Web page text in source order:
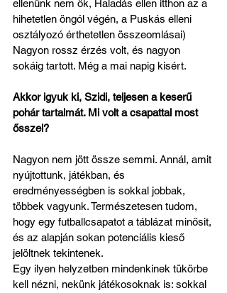
ellenünk nem ők, Haladás ellen itthon az a
hihetetlen öngól végén, a Puskás elleni
osztályozó érthetetlen összeomlásai)
Nagyon rossz érzés volt, és nagyon
sokáig tartott. Még a mai napig kisért.
Akkor igyuk ki, Szidi, teljesen a keserű
pohár tartalmát. Mi volt a csapattal most
ősszel?
Nagyon nem jött össze semmi. Annál, amit
nyújtottunk, játékban, és
eredményességben is sokkal jobbak,
többek vagyunk. Természetesen tudom,
hogy egy futballcsapatot a táblázat minősit,
és az alapján sokan potenciális kieső
jelöltnek tekintenek.
Egy ilyen helyzetben mindenkinek tükörbe
kell nézni, nekünk játékosoknak is: sokkal